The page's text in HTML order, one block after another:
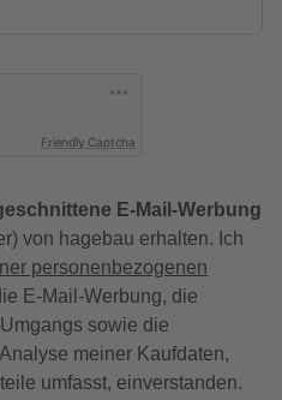
Friendly Captcha
E-Mail-Werbung
von hagebau erhalten. Ich
personenbezogenen
E-Mail-Werbung, die
sowie die
meiner Kaufdaten,
umfasst, einverstanden.